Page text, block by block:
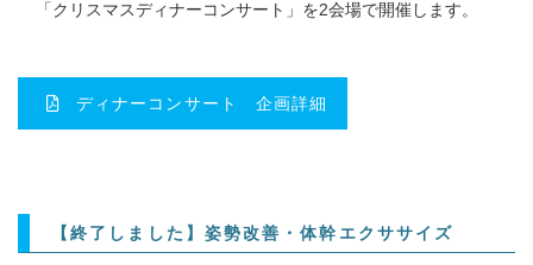
「クリスマスディナーコンサート」を2会場で開催します。
ディナーコンサート 企画詳細
【終了しました】姿勢改善・体幹エクササイズ